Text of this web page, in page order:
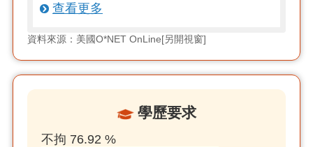
查看更多
資料來源：美國O*NET OnLine[另開視窗]
學歷要求
不拘 76.92 %